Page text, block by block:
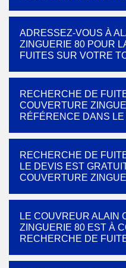
ADRESSEZ-VOUS À
ZINGUERIE 80 POUR
FUITES SUR VOTRE
RECHERCHE DE
COUVERTURE
RÉFÉRENCE DANS LE
RECHERCHE DE
LE DEVIS EST
COUVERTURE
LE COUVREUR ALAIN
ZINGUERIE 80 EST À
RECHERCHE DE